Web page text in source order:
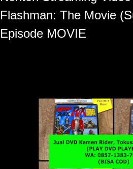
Flashman: The Movie
Episode MOVIE